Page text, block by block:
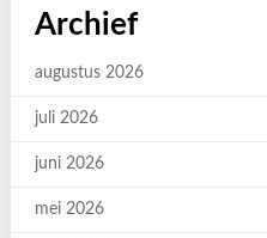
Archief
augustus 2026
juli 2026
juni 2026
mei 2026